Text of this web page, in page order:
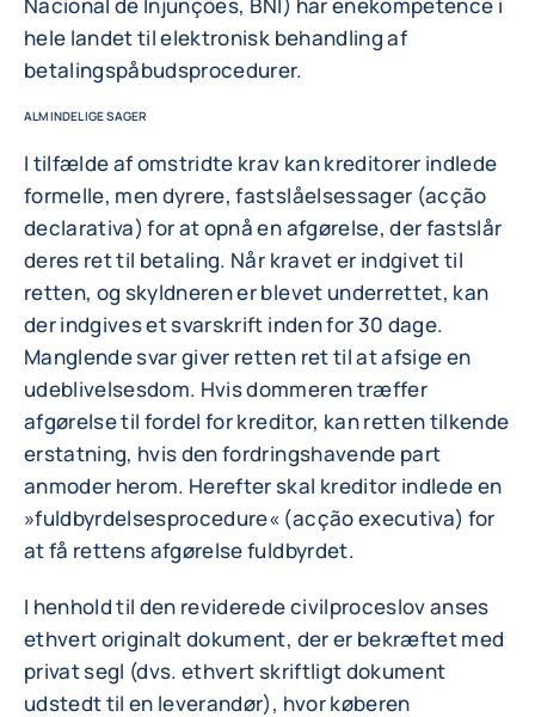
hele landet til elektronisk behandling af
betalingspåbudsprocedurer.
ALMINDELIGE SAGER
I tilfælde af omstridte krav kan kreditorer indlede
formelle, men dyrere, fastslåelsessager (acção
declarativa) for at opnå en afgørelse, der fastslår
deres ret til betaling. Når kravet er indgivet til
retten, og skyldneren er blevet underrettet, kan
der indgives et svarskrift inden for 30 dage.
Manglende svar giver retten ret til at afsige en
udeblivelsesdom. Hvis dommeren træffer
afgørelse til fordel for kreditor, kan retten tilkende
erstatning, hvis den fordringshavende part
anmoder herom. Herefter skal kreditor indlede en
»fuldbyrdelsesprocedure« (acção executiva) for
at få rettens afgørelse fuldbyrdet.
I henhold til den reviderede civilproceslov anses
ethvert originalt dokument, der er bekræftet med
privat segl (dvs. ethvert skriftligt dokument
udstedt til en leverandør), hvor køberen